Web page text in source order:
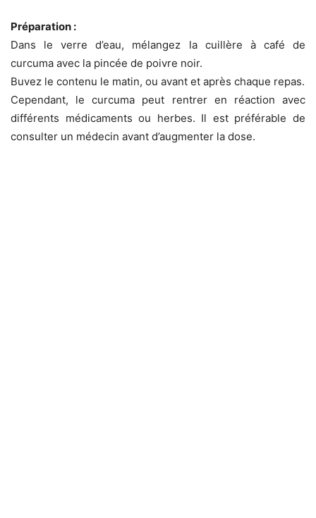
Préparation :
Dans le verre d’eau, mélangez la cuillère à café de
curcuma avec la pincée de poivre noir.
Buvez le contenu le matin, ou avant et après chaque repas.
Cependant, le curcuma peut rentrer en réaction avec
différents médicaments ou herbes. Il est préférable de
consulter un médecin avant d’augmenter la dose.